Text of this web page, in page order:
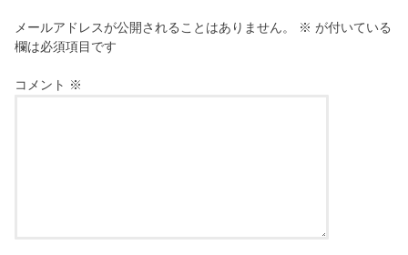
メールアドレスが公開されることはありません。 ※ が付いている
欄は必須項目です
コメント ※